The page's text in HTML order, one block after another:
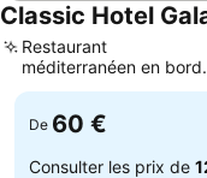
Classic Hotel
Restaurant
méditerranéen en bord
de mer
De 60 €
Consulter les prix de